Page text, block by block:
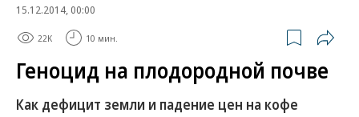
15.12.2014, 00:00
22K 10 мин.
Геноцид на плодородной почве
Как дефицит земли и падение цен на кофе